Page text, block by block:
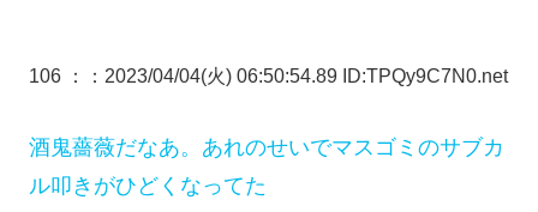
106 ： ：2023/04/04(火) 06:50:54.89 ID:TPQy9C7N0.net
酒鬼薔薇だなあ。あれのせいでマスゴミのサブカ
ル叩きがひどくなってた